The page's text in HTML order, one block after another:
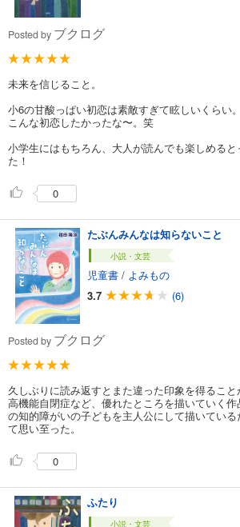
Posted by ブクログ
未来を信じること。
小6の甘酸っぱい初恋は素敵すぎて眩しいくらい。
こんな初恋したかったな〜。笑
小学生にはもちろん、大人が読んでも楽しめる
た！
0
たぶんみんなは知らないこと
小説・文芸
児童書 / よみもの
3.7
(6)
Posted by ブクログ
久しぶりに読み返すとまた違った印象を得ること
高機能自閉症など、優れたところを描いていく
の知的障がいの子どもを主人公にして描いてい
て思い至った。
0
ふたり
小説・文芸